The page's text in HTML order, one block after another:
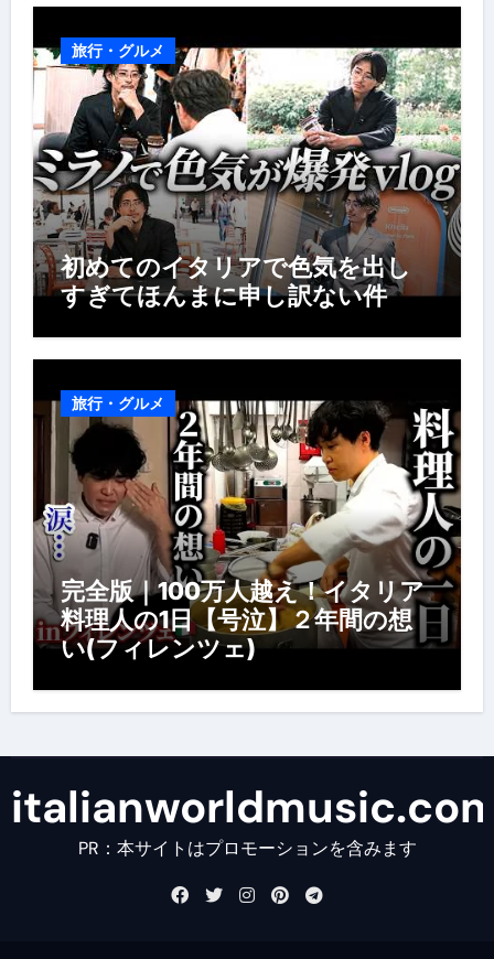
旅行・グルメ
初めてのイタリアで色気を出し
すぎてほんまに申し訳ない件
旅行・グルメ
完全版｜100万人越え！イタリア
料理人の1日【号泣】２年間の想
い(フィレンツェ)
PR：本サイトはプロモーションを含みます